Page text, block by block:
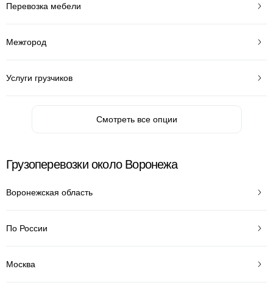
Перевозка мебели
Межгород
Услуги грузчиков
Смотреть все опции
Грузоперевозки около Воронежа
Воронежская область
По России
Москва